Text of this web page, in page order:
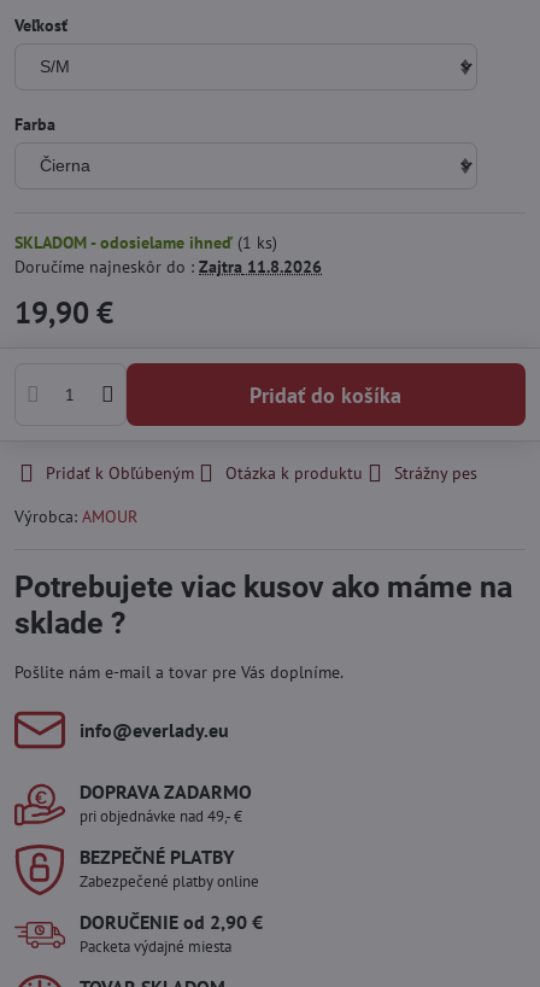
Veľkosť
Farba
SKLADOM - odosielame ihneď (1 ks)
Doručíme najneskôr do : Zajtra 11.8.2026
19,90 €
Pridať do košíka
Pridať k Obľúbeným Otázka k produktu
Strážny pes
Výrobca: AMOUR
Potrebujete viac kusov ako máme na
sklade ?
Pošlite nám e-mail a tovar pre Vás doplníme.
info​@everlady​.eu
DOPRAVA ZADARMO
pri objednávke nad 49,- €
BEZPEČNÉ PLATBY
Zabezpečené platby online
DORUČENIE od 2,90 €
Packeta výdajné miesta